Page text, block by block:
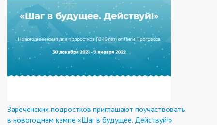
Зареченских подростков приглашают поучаствовать
в новогоднем кэмпе «Шаг в будущее. Действуй!»